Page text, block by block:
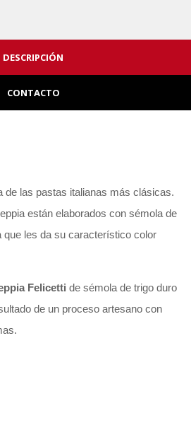
DESCRIPCIÓN
CONTACTO
de las pastas italianas más clásicas.
están elaborados con sémola de
que les da su característico color
Felicetti de sémola de trigo duro
de un proceso artesano con